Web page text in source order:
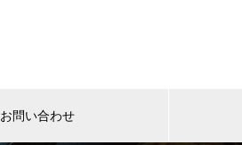
お問い合わせ